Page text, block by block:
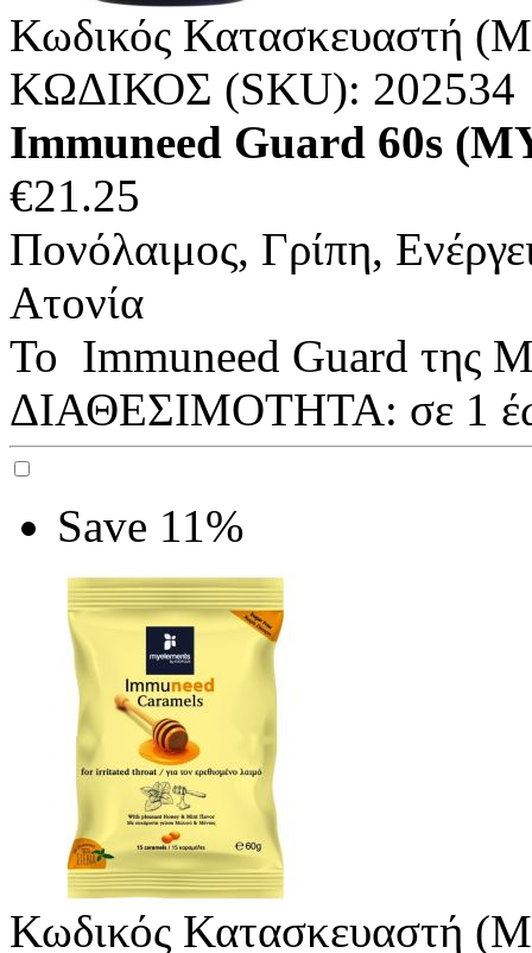
Κωδικός Κατασκευαστή
ΚΩΔΙΚΟΣ (SKU): 202534
Immuneed Guard 60s
€21.25
Πονόλαιμος, Γρίπη,
Ατονία
Το Immuneed Guard της
ΔΙΑΘΕΣΙΜΟΤΗΤΑ: σε 1
Save 11%
Κωδικός Κατασκευαστή